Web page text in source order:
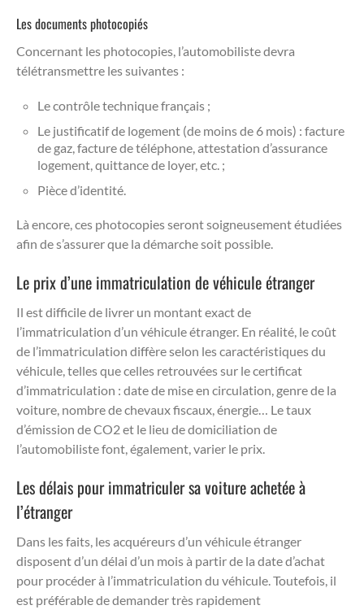
Les documents photocopiés
Concernant les photocopies, l’automobiliste devra
télétransmettre les suivantes :
Le contrôle technique français ;
Le justificatif de logement (de moins de 6 mois) : facture
de gaz, facture de téléphone, attestation d’assurance
logement, quittance de loyer, etc. ;
Pièce d’identité.
Là encore, ces photocopies seront soigneusement étudiées
afin de s’assurer que la démarche soit possible.
Le prix d’une immatriculation de véhicule étranger
Il est difficile de livrer un montant exact de
l’immatriculation d’un véhicule étranger. En réalité, le coût
de l’immatriculation diffère selon les caractéristiques du
véhicule, telles que celles retrouvées sur le certificat
d’immatriculation : date de mise en circulation, genre de la
voiture, nombre de chevaux fiscaux, énergie… Le taux
d’émission de CO2 et le lieu de domiciliation de
l’automobiliste font, également, varier le prix.
Les délais pour immatriculer sa voiture achetée à
l’étranger
Dans les faits, les acquéreurs d’un véhicule étranger
disposent d’un délai d’un mois à partir de la date d’achat
pour procéder à l’immatriculation du véhicule. Toutefois, il
est préférable de demander très rapidement